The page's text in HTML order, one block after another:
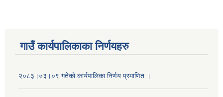
गाउँ कार्यपालिकाका निर्णयहरु
२०८३।०३।०९ गतेको कार्यपालिका निर्णय प्रमाणित ।